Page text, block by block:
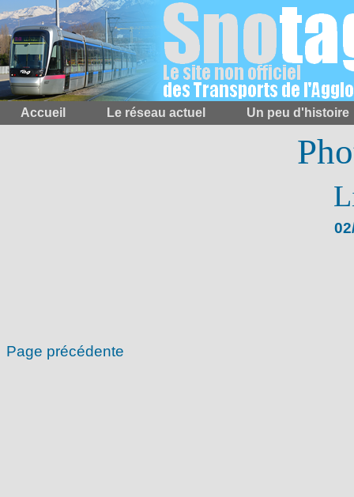
Accueil Le réseau actuel Un peu d'histoire
Page précédente